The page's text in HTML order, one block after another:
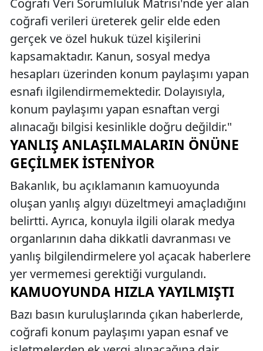
coğrafi verileri üreterek gelir elde eden
gerçek ve özel hukuk tüzel kişilerini
kapsamaktadır. Kanun, sosyal medya
hesapları üzerinden konum paylaşımı yapan
esnafı ilgilendirmemektedir. Dolayısıyla,
konum paylaşımı yapan esnaftan vergi
alınacağı bilgisi kesinlikle doğru değildir."
YANLIŞ ANLAŞILMALARIN ÖNÜNE
GEÇILMEK İSTENIYOR
Bakanlık, bu açıklamanın kamuoyunda
oluşan yanlış algıyı düzeltmeyi amaçladığını
belirtti. Ayrıca, konuyla ilgili olarak medya
organlarının daha dikkatli davranması ve
yanlış bilgilendirmelere yol açacak haberlere
yer vermemesi gerektiği vurgulandı.
KAMUOYUNDA HIZLA YAYILMIŞTI
Bazı basın kuruluşlarında çıkan haberlerde,
coğrafi konum paylaşımı yapan esnaf ve